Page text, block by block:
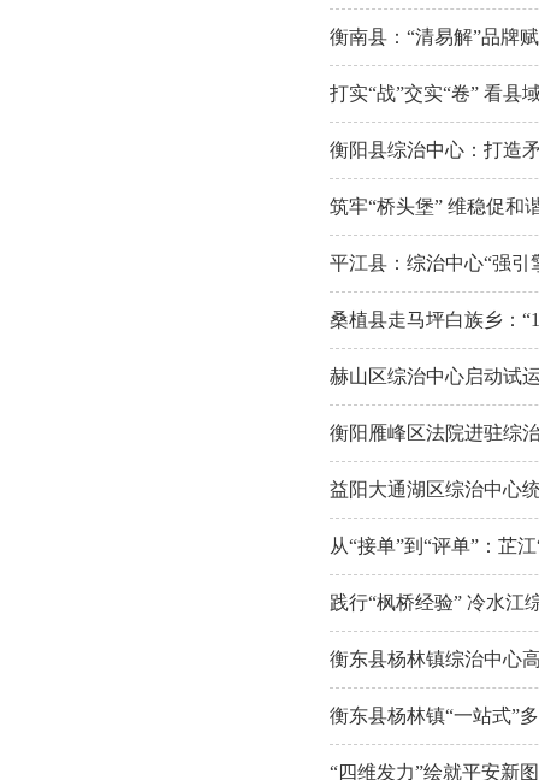
衡南县：“清易解”品牌
打实“战”交实“卷” 看县
衡阳县综治中心：打造
筑牢“桥头堡” 维稳促
平江县：综治中心“强引
桑植县走马坪白族乡：
赫山区综治中心启动试
衡阳雁峰区法院进驻综
益阳大通湖区综治中心
从“接单”到“评单”：芷
践行“枫桥经验” 冷水江
衡东县杨林镇综治中心
衡东县杨林镇“一站式”
“四维发力”绘就平安新